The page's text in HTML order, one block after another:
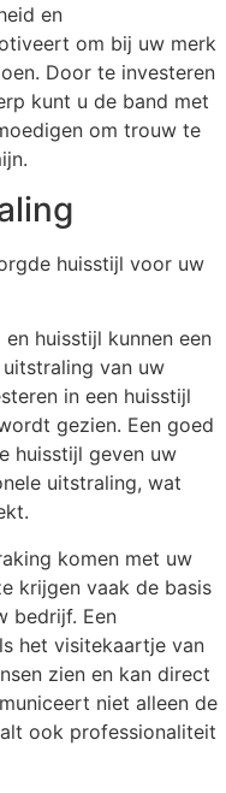
en
om bij uw merk
Door te investeren
kunt u de band met
om trouw te
huisstijl voor uw
huisstijl kunnen een
van uw
in een huisstijl
gezien. Een goed
huisstijl geven uw
uitstraling, wat
komen met uw
krijgen vaak de basis
bedrijf. Een
het visitekaartje van
zien en kan direct
niet alleen de
ook professionaliteit